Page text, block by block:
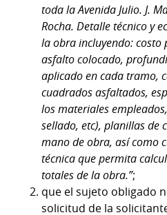
toda la Avenida Julio. J.
Rocha. Detalle técnico y
la obra incluyendo:
asfalto colocado,
aplicado en cada tramo,
cuadrados asfaltados,
los materiales
sellado, etc), planillas de
mano de obra, así como
técnica que permita
totales de la obra.”;
que el sujeto obligado
solicitud de la